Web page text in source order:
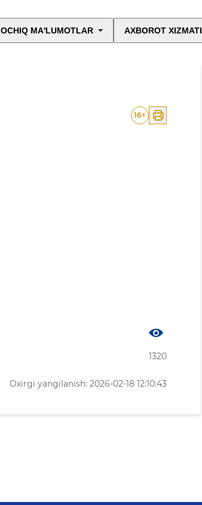
OCHIQ MA'LUMOTLAR AXBOROT XIZMATI
16+
1320
Oxirgi yangilanish: 2026-02-18 12:10:43